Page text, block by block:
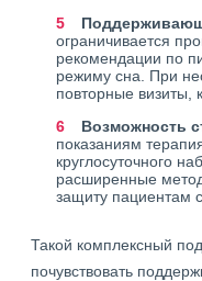
ограничивается
рекомендации по
режиму сна. При
повторные визиты,
Возможность
показаниям
круглосуточного
расширенные
защиту пациентам
Такой комплексный
почувствовать